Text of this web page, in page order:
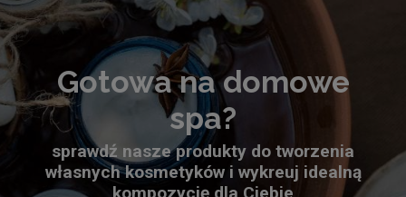
Gotowa na domowe
spa?
sprawdź nasze produkty do tworzenia
własnych kosmetyków i wykreuj idealną